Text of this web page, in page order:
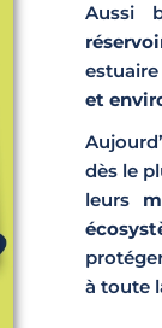
Aussi
et
dès le
leurs
à toute